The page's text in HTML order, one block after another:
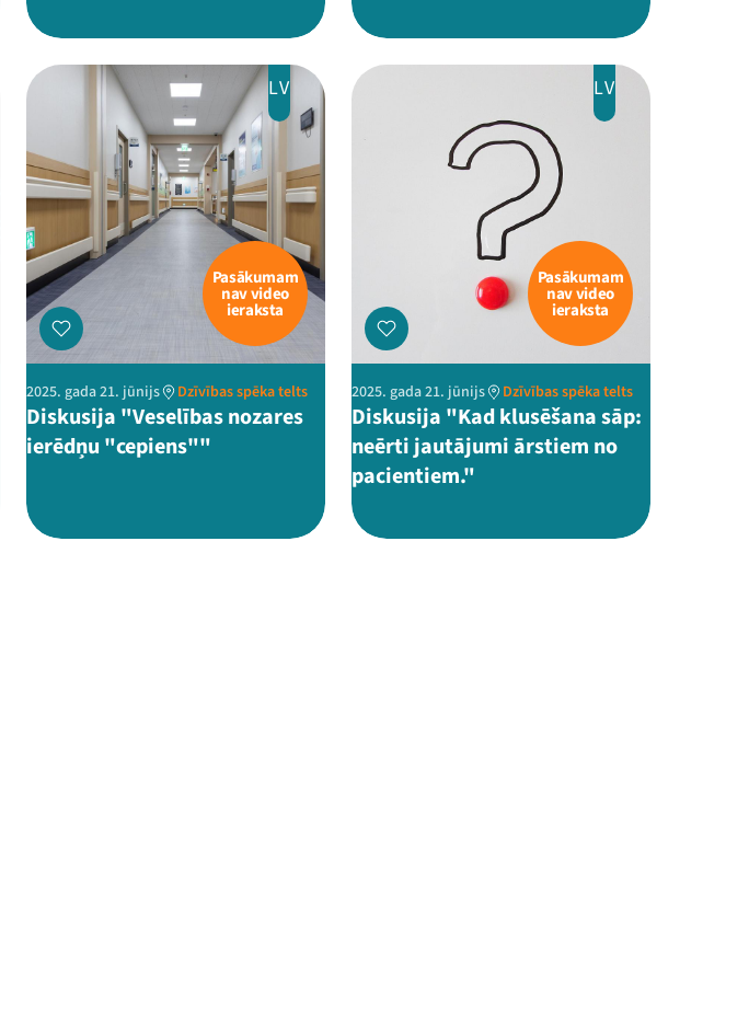
LV
Pasākumam
nav video
ieraksta
2025. gada 21. jūnijs Dzīvības spēka telts
Diskusija "Veselības nozares
ierēdņu "cepiens""
LV
Pasākumam
nav video
ieraksta
2025. gada 21. jūnijs Dzīvības spēka telts
Diskusija "Kad klusēšana sāp:
neērti jautājumi ārstiem no
pacientiem."